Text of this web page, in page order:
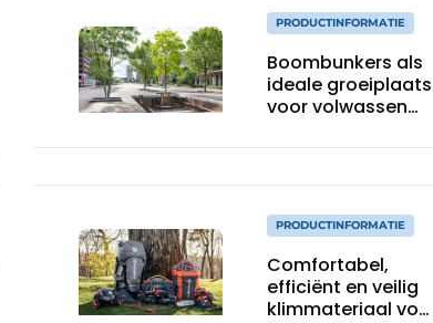
PRODUCTINFORMATIE
Boombunkers als
ideale groeiplaats
voor volwassen
PRODUCTINFORMATIE
Comfortabel,
efficiënt en veilig
klimmateriaal voor